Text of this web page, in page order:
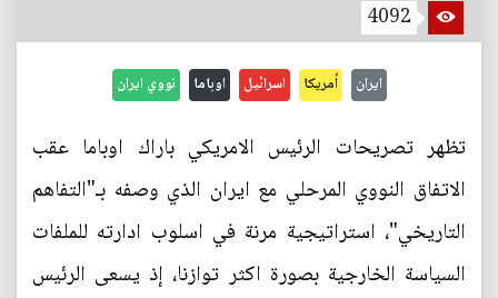
4092
ايران أمريكا اسرائيل اوباما نووي ايران
تظهر تصريحات الرئيس الامريكي باراك اوباما عقب
الاتفاق النووي المرحلي مع ايران الذي وصفه بـ"التفاهم
التاريخي"، استراتيجية مرنة في اسلوب ادارته للملفات
السياسة الخارجية بصورة اكثر توازنا، إذ يسعى الرئيس